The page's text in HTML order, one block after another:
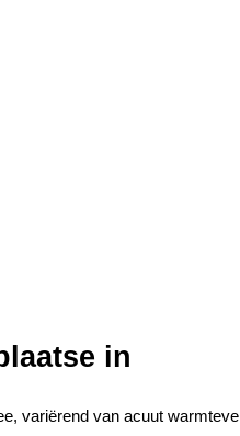
in
variërend van acuut